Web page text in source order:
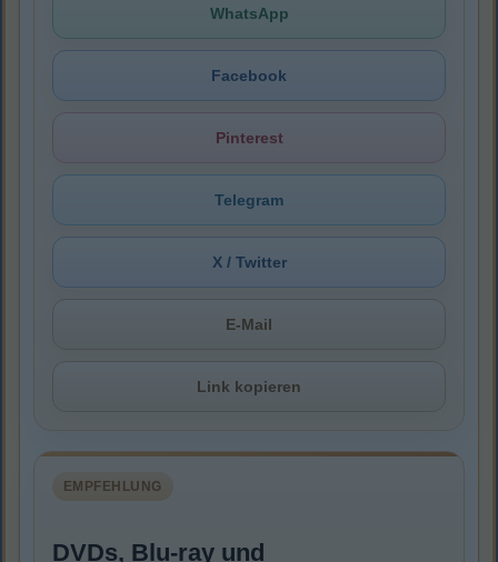
WhatsApp
Facebook
Pinterest
Telegram
X / Twitter
E-Mail
Link kopieren
EMPFEHLUNG
DVDs, Blu-ray und